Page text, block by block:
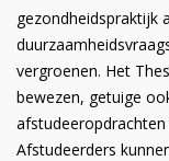
gezondheidspraktijk
vergroenen. Het
bewezen, getuige
Afstudeerders